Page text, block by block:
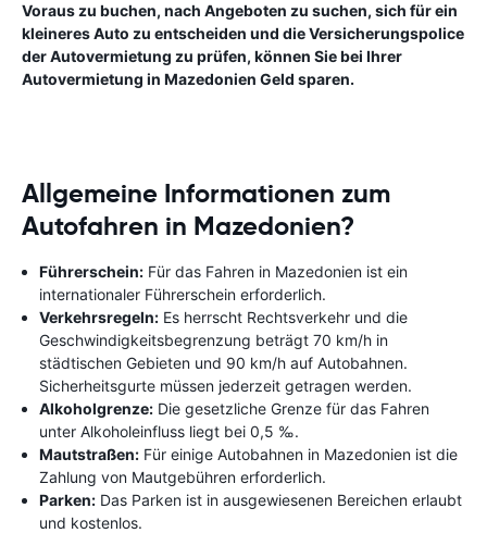
Voraus zu buchen, nach Angeboten zu suchen, sich für ein
kleineres Auto zu entscheiden und die Versicherungspolice
der Autovermietung zu prüfen, können Sie bei Ihrer
Autovermietung in Mazedonien Geld sparen.
Allgemeine Informationen zum
Autofahren in Mazedonien?
Führerschein: Für das Fahren in Mazedonien ist ein
internationaler Führerschein erforderlich.
Verkehrsregeln: Es herrscht Rechtsverkehr und die
Geschwindigkeitsbegrenzung beträgt 70 km/h in
städtischen Gebieten und 90 km/h auf Autobahnen.
Sicherheitsgurte müssen jederzeit getragen werden.
Alkoholgrenze: Die gesetzliche Grenze für das Fahren
unter Alkoholeinfluss liegt bei 0,5 ‰.
Mautstraßen: Für einige Autobahnen in Mazedonien ist die
Zahlung von Mautgebühren erforderlich.
Parken: Das Parken ist in ausgewiesenen Bereichen erlaubt
und kostenlos.